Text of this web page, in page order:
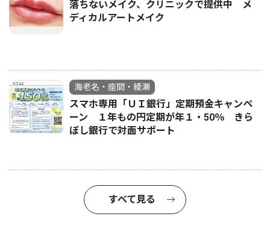
落ちないメイク、クリニックで提供中 メ
ディカルアートメイク
海老名・座間・綾瀬
スマホ専用「ＵＩ銀行」定期預金キャンペ
ーン １年もの円定期が年１・50％ きら
ぼし銀行で対面サポート
すべて見る